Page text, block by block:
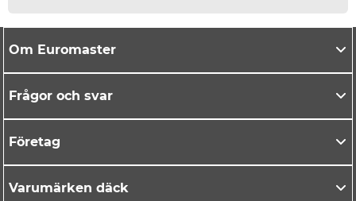
Om Euromaster
Frågor och svar
Företag
Varumärken däck